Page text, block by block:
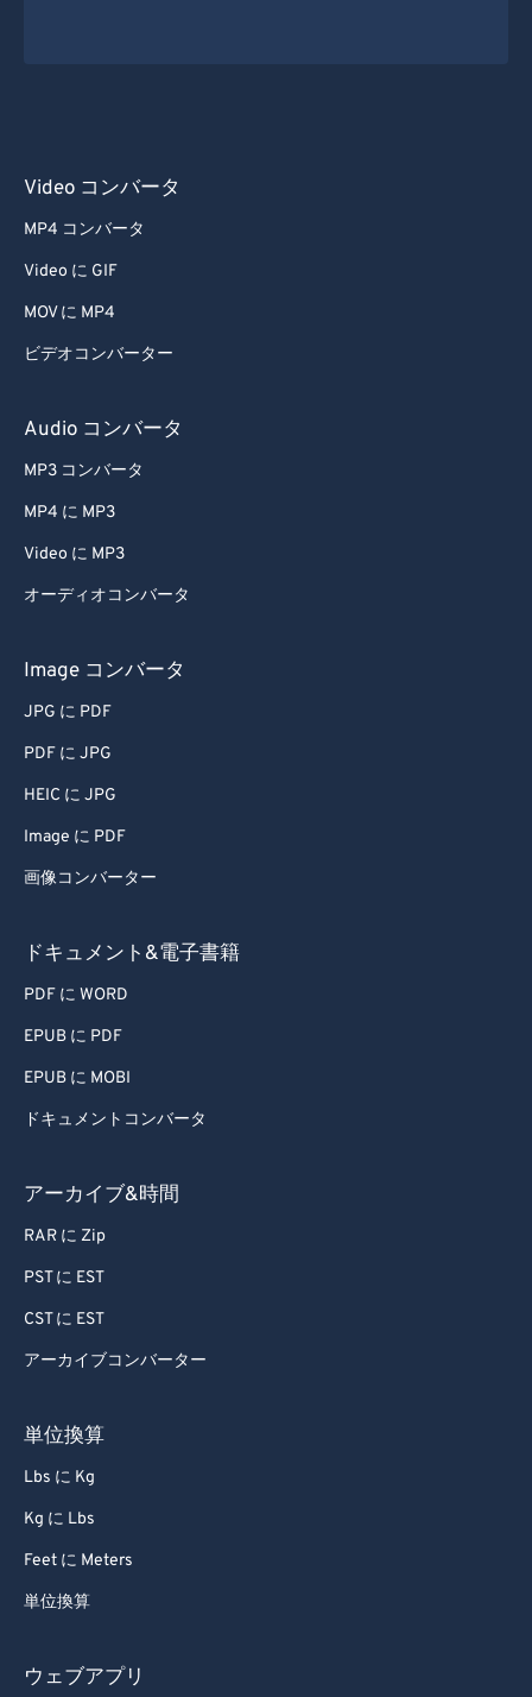
Video コンバータ
MP4 コンバータ
Video に GIF
MOV に MP4
ビデオコンバーター
Audio コンバータ
MP3 コンバータ
MP4 に MP3
Video に MP3
オーディオコンバータ
Image コンバータ
JPG に PDF
PDF に JPG
HEIC に JPG
Image に PDF
画像コンバーター
ドキュメント&電子書籍
PDF に WORD
EPUB に PDF
EPUB に MOBI
ドキュメントコンバータ
アーカイブ&時間
RAR に Zip
PST に EST
CST に EST
アーカイブコンバーター
単位換算
Lbs に Kg
Kg に Lbs
Feet に Meters
単位換算
ウェブアプリ